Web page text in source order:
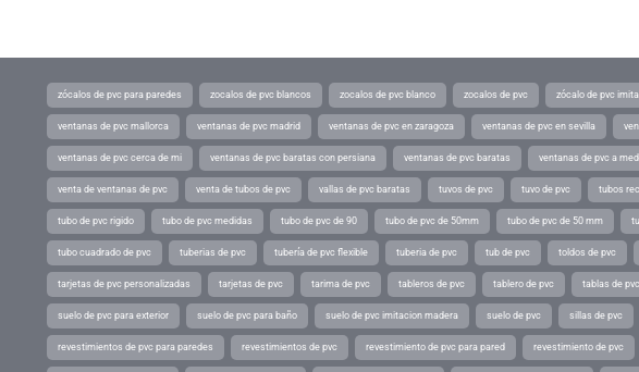
zócalos de pvc para paredes zocalos de pvc blancos zocalos de pvc blanco zocalos de pvc zócalo de pvc
ventanas de pvc mallorca ventanas de pvc madrid ventanas de pvc en zaragoza ventanas de pvc en sevilla
ventanas de pvc cerca de mi ventanas de pvc baratas con persiana ventanas de pvc baratas ventanas de pvc a
venta de ventanas de pvc venta de tubos de pvc vallas de pvc baratas tuvos de pvc tuvo de pvc tubos
tubo de pvc rigido tubo de pvc medidas tubo de pvc de 90 tubo de pvc de 50mm tubo de pvc de 50 mm
tubo cuadrado de pvc tuberias de pvc tubería de pvc flexible tuberia de pvc tub de pvc toldos de pvc
tarjetas de pvc personalizadas tarjetas de pvc tarima de pvc tableros de pvc tablero de pvc tablas de pvc
suelo de pvc para exterior suelo de pvc para baño suelo de pvc imitacion madera suelo de pvc sillas de pvc
revestimientos de pvc para paredes revestimientos de pvc revestimiento de pvc para pared revestimiento de pvc